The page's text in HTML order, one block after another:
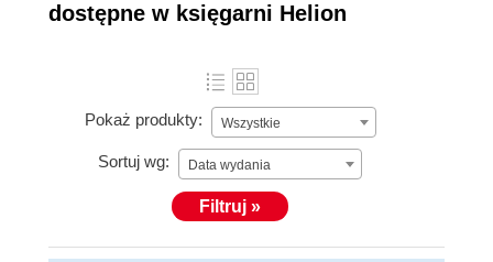
dostępne w księgarni Helion
Pokaż produkty: Wszystkie
Sortuj wg: Data wydania
Filtruj »